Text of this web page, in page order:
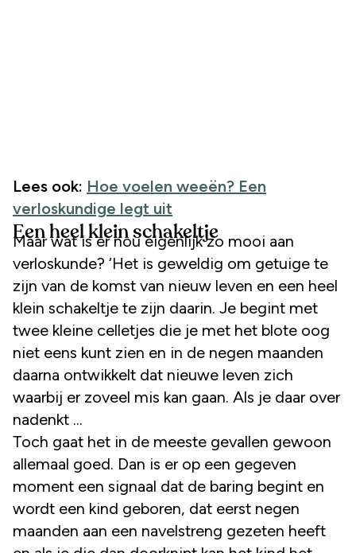
Lees ook: Hoe voelen weeën? Een
verloskundige legt uit
Een heel klein schakeltje
Maar wat is er nou eigenlijk zo mooi aan
verloskunde? ‘Het is geweldig om getuige te
zijn van de komst van nieuw leven en een heel
klein schakeltje te zijn daarin. Je begint met
twee kleine celletjes die je met het blote oog
niet eens kunt zien en in de negen maanden
daarna ontwikkelt dat nieuwe leven zich
waarbij er zoveel mis kan gaan. Als je daar over
nadenkt ...
Toch gaat het in de meeste gevallen gewoon
allemaal goed. Dan is er op een gegeven
moment een signaal dat de baring begint en
wordt een kind geboren, dat eerst negen
maanden aan een navelstreng gezeten heeft